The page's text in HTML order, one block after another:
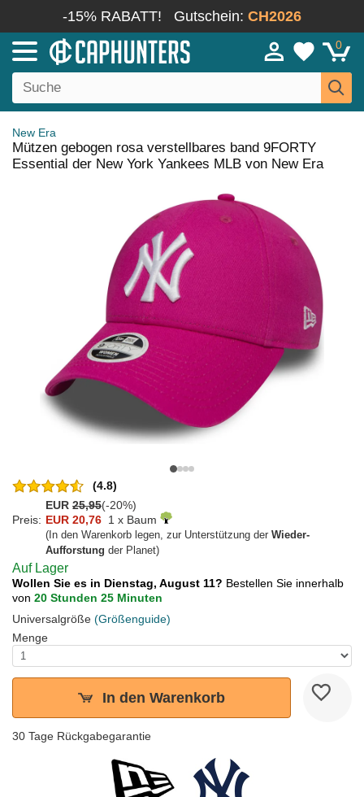
-15% RABATT! Gutschein: CH2026
0
New Era
Mützen gebogen rosa verstellbares band 9FORTY
Essential der New York Yankees MLB von New Era
(4.8)
EUR 25,95(-20%)
Preis: EUR 20,76 1 x Baum
(In den Warenkorb legen, zur Unterstützung der Wieder-
Aufforstung der Planet)
Auf Lager
Wollen Sie es in Dienstag, August 11? Bestellen Sie innerhalb
von 20 Stunden 25 Minuten
Universalgröße (Größenguide)
Menge
In den Warenkorb
30 Tage Rückgabegarantie